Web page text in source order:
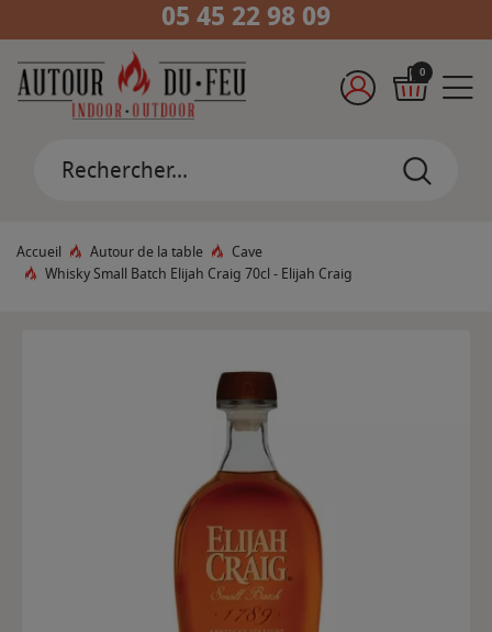
05 45 22 98 09
0
Accueil Autour de la table
Cave
Whisky Small Batch Elijah Craig 70cl - Elijah Craig